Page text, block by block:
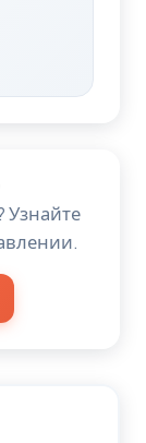
Узнайте